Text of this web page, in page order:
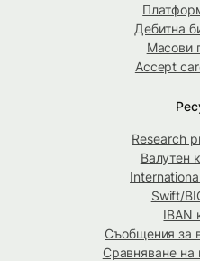
Дебитна
Масови
Accept
Research
Валутен
Swift/
IBAN
Съобщения за
Сравняване на